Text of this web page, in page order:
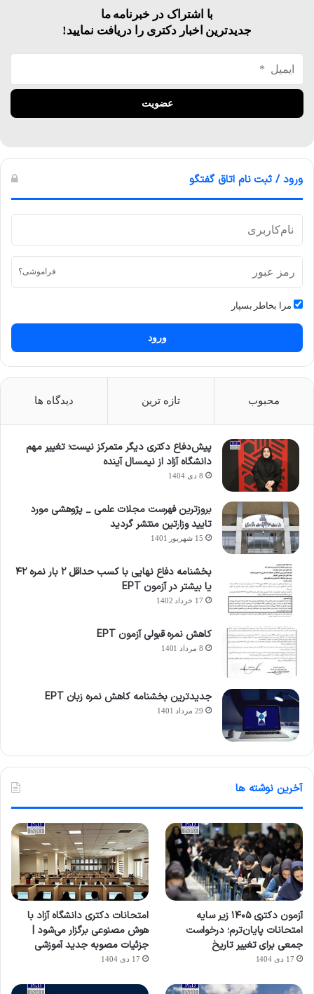
با اشتراک در خبرنامه ما
جدیدترین اخبار دکتری را دریافت نمایید!
ورود / ثبت نام اتاق گفتگو
فراموشی؟
مرا بخاطر بسپار
ورود
محبوب تازه ترین دیدگاه ها
پیش‌دفاع دکتری دیگر متمرکز نیست؛ تغییر مهم
دانشگاه آزاد از نیمسال آینده
8 دی 1404
بروزترین فهرست مجلات علمی _ پژوهشی مورد
تایید وزارتین منتشر گردید
15 شهریور 1401
بخشنامه دفاع نهایی با کسب حداقل ۲ بار نمره ۴۲
یا بیشتر در آزمون EPT
17 خرداد 1402
کاهش نمره قبولی آزمون EPT
8 مرداد 1401
جدیدترین بخشنامه کاهش نمره زبان EPT
29 مرداد 1401
آخرین نوشته ها
آزمون دکتری ۱۴۰۵ زیر سایه
امتحانات پایان‌ترم؛ درخواست
جمعی برای تغییر تاریخ
17 دی 1404
امتحانات دکتری دانشگاه آزاد با
هوش مصنوعی برگزار می‌شود |
جزئیات مصوبه جدید آموزشی
17 دی 1404